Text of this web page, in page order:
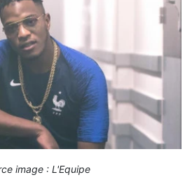
image : L'Equipe